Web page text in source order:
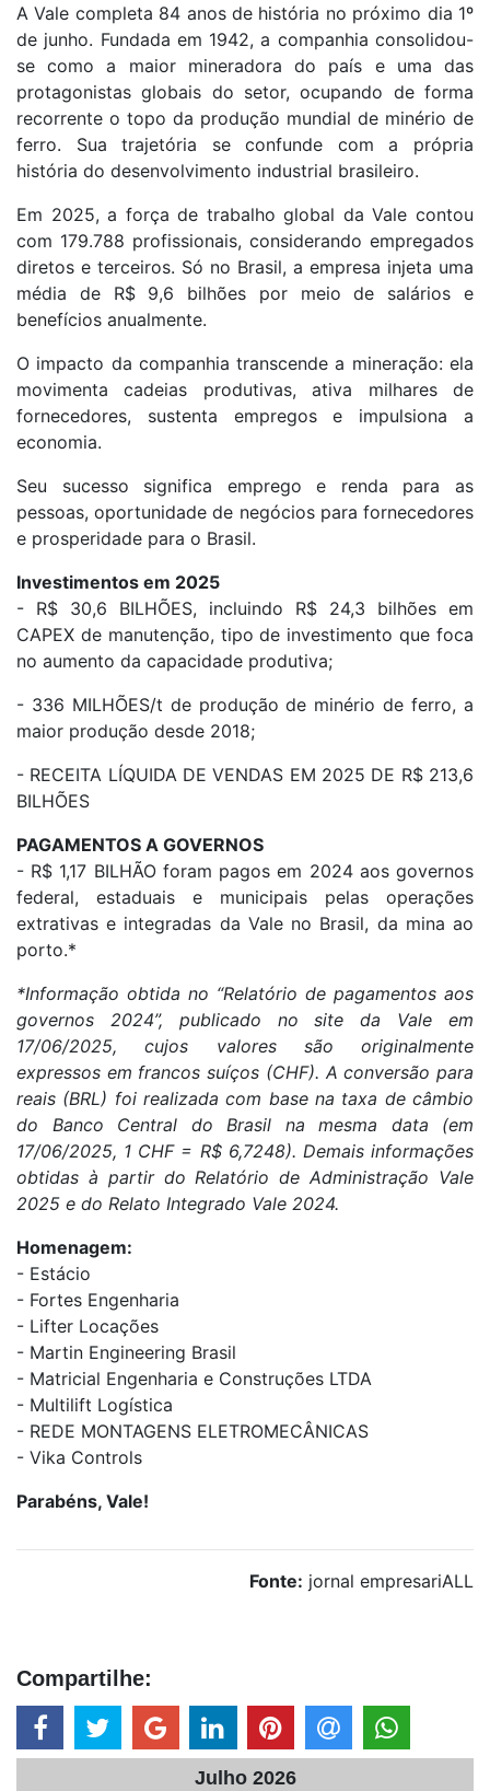
A Vale completa 84 anos de história no próximo dia 1º
de junho. Fundada em 1942, a companhia consolidou-
se como a maior mineradora do país e uma das
protagonistas globais do setor, ocupando de forma
recorrente o topo da produção mundial de minério de
ferro. Sua trajetória se confunde com a própria
história do desenvolvimento industrial brasileiro.
Em 2025, a força de trabalho global da Vale contou
com 179.788 profissionais, considerando empregados
diretos e terceiros. Só no Brasil, a empresa injeta uma
média de R$ 9,6 bilhões por meio de salários e
benefícios anualmente.
O impacto da companhia transcende a mineração: ela
movimenta cadeias produtivas, ativa milhares de
fornecedores, sustenta empregos e impulsiona a
economia.
Seu sucesso significa emprego e renda para as
pessoas, oportunidade de negócios para fornecedores
e prosperidade para o Brasil.
Investimentos em 2025
- R$ 30,6 BILHÕES, incluindo R$ 24,3 bilhões em
CAPEX de manutenção, tipo de investimento que foca
no aumento da capacidade produtiva;
- 336 MILHÕES/t de produção de minério de ferro, a
maior produção desde 2018;
- RECEITA LÍQUIDA DE VENDAS EM 2025 DE R$ 213,6
BILHÕES
PAGAMENTOS A GOVERNOS
- R$ 1,17 BILHÃO foram pagos em 2024 aos governos
federal, estaduais e municipais pelas operações
extrativas e integradas da Vale no Brasil, da mina ao
porto.*
*Informação obtida no “Relatório de pagamentos aos
governos 2024”, publicado no site da Vale em
17/06/2025, cujos valores são originalmente
expressos em francos suíços (CHF). A conversão para
reais (BRL) foi realizada com base na taxa de câmbio
do Banco Central do Brasil na mesma data (em
17/06/2025, 1 CHF = R$ 6,7248). Demais informações
obtidas à partir do Relatório de Administração Vale
2025 e do Relato Integrado Vale 2024.
Homenagem:
- Estácio
- Fortes Engenharia
- Lifter Locações
- Martin Engineering Brasil
- Matricial Engenharia e Construções LTDA
- Multilift Logística
- REDE MONTAGENS ELETROMECÂNICAS
- Vika Controls
Parabéns, Vale!
Fonte: jornal empresariALL
Compartilhe:
Julho 2026